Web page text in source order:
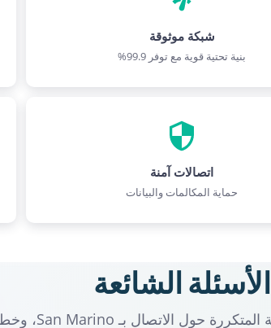
شبكة موثوقة
بنية تحتية قوية مع توفر 99.9%
اتصالات آمنة
حماية المكالمات والبيانات
الأسئلة الشائعة